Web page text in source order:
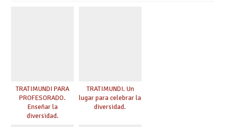
TRATIMUNDI PARA
PROFESORADO.
Enseñar la
diversidad.
TRATIMUNDI. Un
lugar para celebrar la
diversidad.